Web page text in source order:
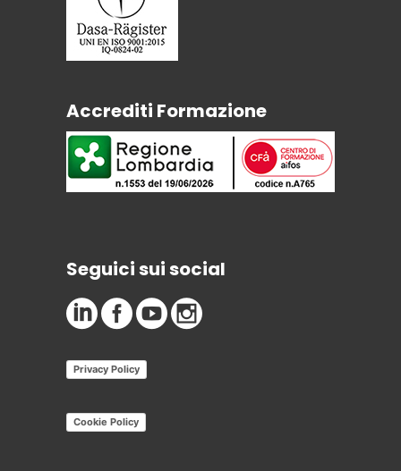
Accrediti Formazione
Seguici sui social
Privacy Policy
Cookie Policy